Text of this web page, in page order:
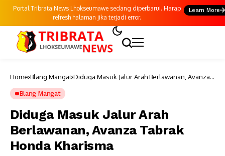
Portal Tribrata News Lhokseumawe sedang diperbarui. Harap
refresh halaman jika terjadi error.
Learn More
Home Blang Mangat Diduga Masuk Jalur Arah Berlawanan, Avanza
Blang Mangat
Diduga Masuk Jalur Arah
Berlawanan, Avanza Tabrak
Honda Kharisma